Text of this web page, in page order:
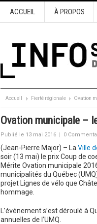
ACCUEIL À PROPOS
Accueil Fierté régionale Ovation
Ovation municipale –
Publié le 13 mai 2016 | 0
(Jean-Pierre Major) – La Ville
soir (13 mai) le prix Coup de
Mérite Ovation municipale
municipalités du Québec
projet Lignes de vélo que
hommage.
L’événement s’est déroulé à
annuelles de l’UMQ.